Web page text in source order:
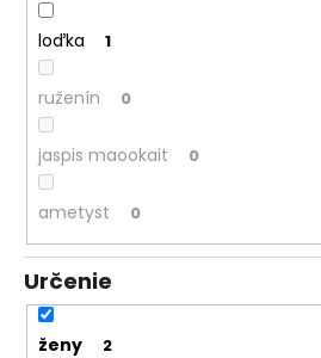
loďka 1
ruženín 0
jaspis maookait 0
ametyst 0
Určenie
ženy 2